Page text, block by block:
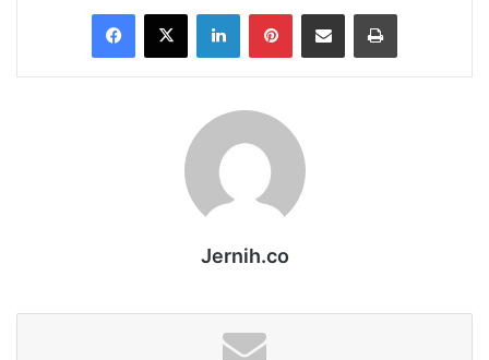
Facebook
X LinkedInPinterestShare via Email Print
Jernih.co